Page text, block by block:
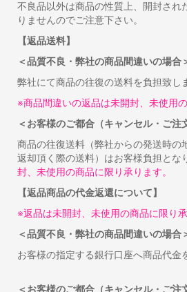
不良品以外は商品の性質上、開封され
りませんのでご注意下
【返品送料】
＜品質不良・弊社の商品間違いの場合
弊社にて商品の往復の送料を
※商品間違いの返品は未開封、未使用
＜お客様のご都合（キャンセル・ご注
商品の往復送料（弊社からの発送時の
返却頂く際の送料）はお客様負担と
封、未使用の商品に限り承ります。
【返品商品の代金返還について】
※返品は未開封、未使用の商品に限り承
＜品質不良・弊社の商品間違いの場合
お客様の指定する銀行口座へ商品代金
＜お客様のご都合（キャンセル・ご注